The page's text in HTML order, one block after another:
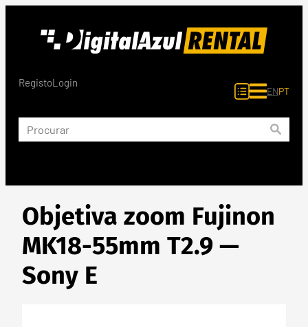
RegistoLogin
ENPT
Objetiva zoom Fujinon
MK18-55mm T2.9 —
Sony E